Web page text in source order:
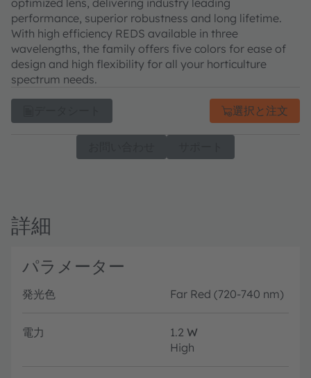
optimized lens, delivering industry leading
performance, superior robustness and long lifetime.
With high efficiency REDS available in three
wavelengths, the family offers five colors for ease of
design and high flexibility for all your horticulture
spectrum needs.
選択と注文
詳細
パラメーター
発光色 Far Red (720-740 nm)
電力 1.2 W
High